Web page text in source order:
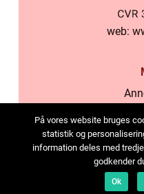
web:
På vores website bruges
statistik og
information deles med
godkender
Ok